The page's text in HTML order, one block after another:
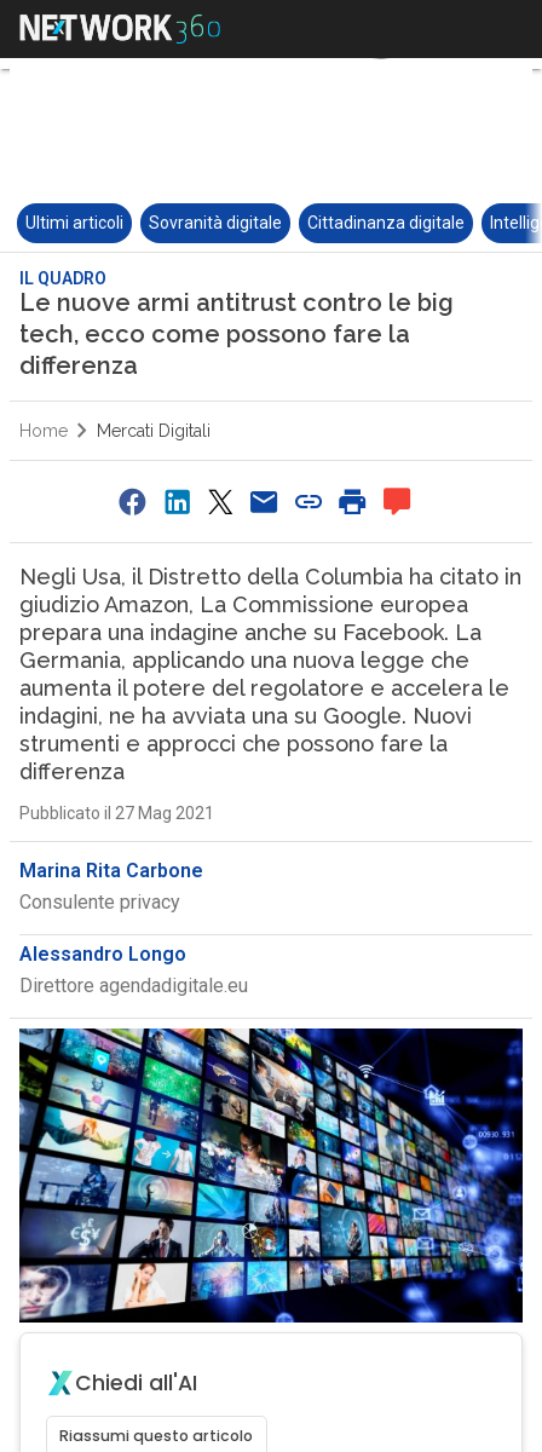
Ultimi articoli Sovranità digitale Cittadinanza digitale
IL QUADRO
Le nuove armi antitrust contro le big
tech, ecco come possono fare la
differenza
Home Mercati Digitali
Negli Usa, il Distretto della Columbia ha citato in
giudizio Amazon, La Commissione europea
prepara una indagine anche su Facebook. La
Germania, applicando una nuova legge che
aumenta il potere del regolatore e accelera le
indagini, ne ha avviata una su Google. Nuovi
strumenti e approcci che possono fare la
differenza
Pubblicato il 27 Mag 2021
Marina Rita Carbone
Consulente privacy
Alessandro Longo
Direttore agendadigitale.eu
Chiedi all'AI
Riassumi questo articolo